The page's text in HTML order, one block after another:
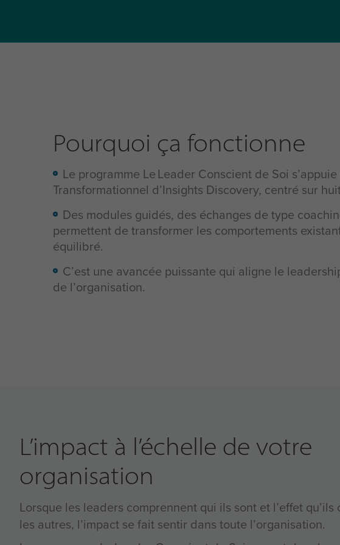
Pourquoi ça fonctionne
Le programme LeLeader Conscient de Soi
Transformationnel d’Insights Discovery, centré sur
Des modules guidés, des échanges de type
permettent de transformer les comportements
équilibré.
C’est une avancée puissante qui aligne le
de l’organisation.
L’impact à l’échelle de votre
organisation
Lorsque les leaders comprennent qui ils sont et l’effet qu’ils
les autres, l’impact se fait sentir dans toute l’organisation.